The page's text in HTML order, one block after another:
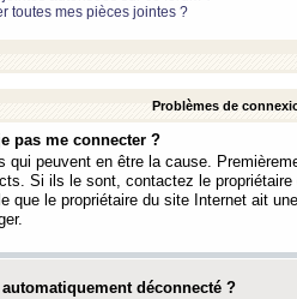
toutes mes pièces jointes ?
Problèmes de
pas me connecter ?
qui peuvent en être la cause.
Si ils le sont, contactez le
que le propriétaire du site Internet ait
déconnecté ?